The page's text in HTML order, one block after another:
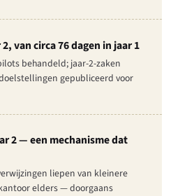
van circa 76 dagen in jaar 1
behandeld; jaar-2-zaken
gepubliceerd voor
2 — een mechanisme dat
liepen van kleinere
elders — doorgaans